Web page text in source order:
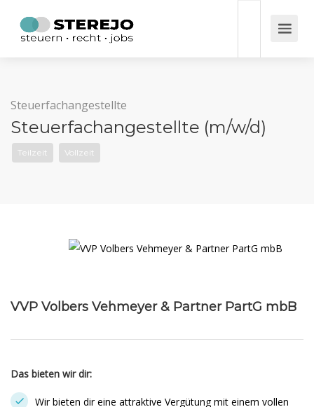
Steuerfachangestellte
Steuerfachangestellte (m/w/d)
Teilzeit Vollzeit
VVP Volbers Vehmeyer & Partner PartG mbB
Das bieten wir dir:
Wir bieten dir eine attraktive Vergütung mit einem vollen